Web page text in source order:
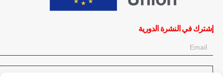
إشترك في النشرة الدورية